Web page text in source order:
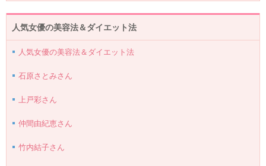
人気女優の美容法＆ダイエット法
人気女優の美容法＆ダイエット法
石原さとみさん
上戸彩さん
仲間由紀恵さん
竹内結子さん